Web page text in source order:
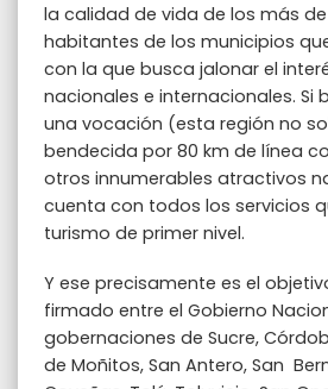
la calidad de vida de los más
habitantes de los municipios
con la que busca jalonar el
nacionales e internacionales. Si
una vocación (esta región no
bendecida por 80 km de línea
otros innumerables atractivos
cuenta con todos los servicios
turismo de primer nivel.
Y ese precisamente es el
firmado entre el Gobierno
gobernaciones de Sucre,
de Moñitos, San Antero, San